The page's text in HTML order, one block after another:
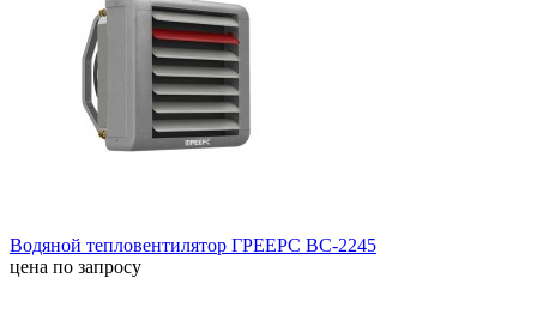
Водяной тепловентилятор ГРЕЕРС ВС-2245
цена по запросу